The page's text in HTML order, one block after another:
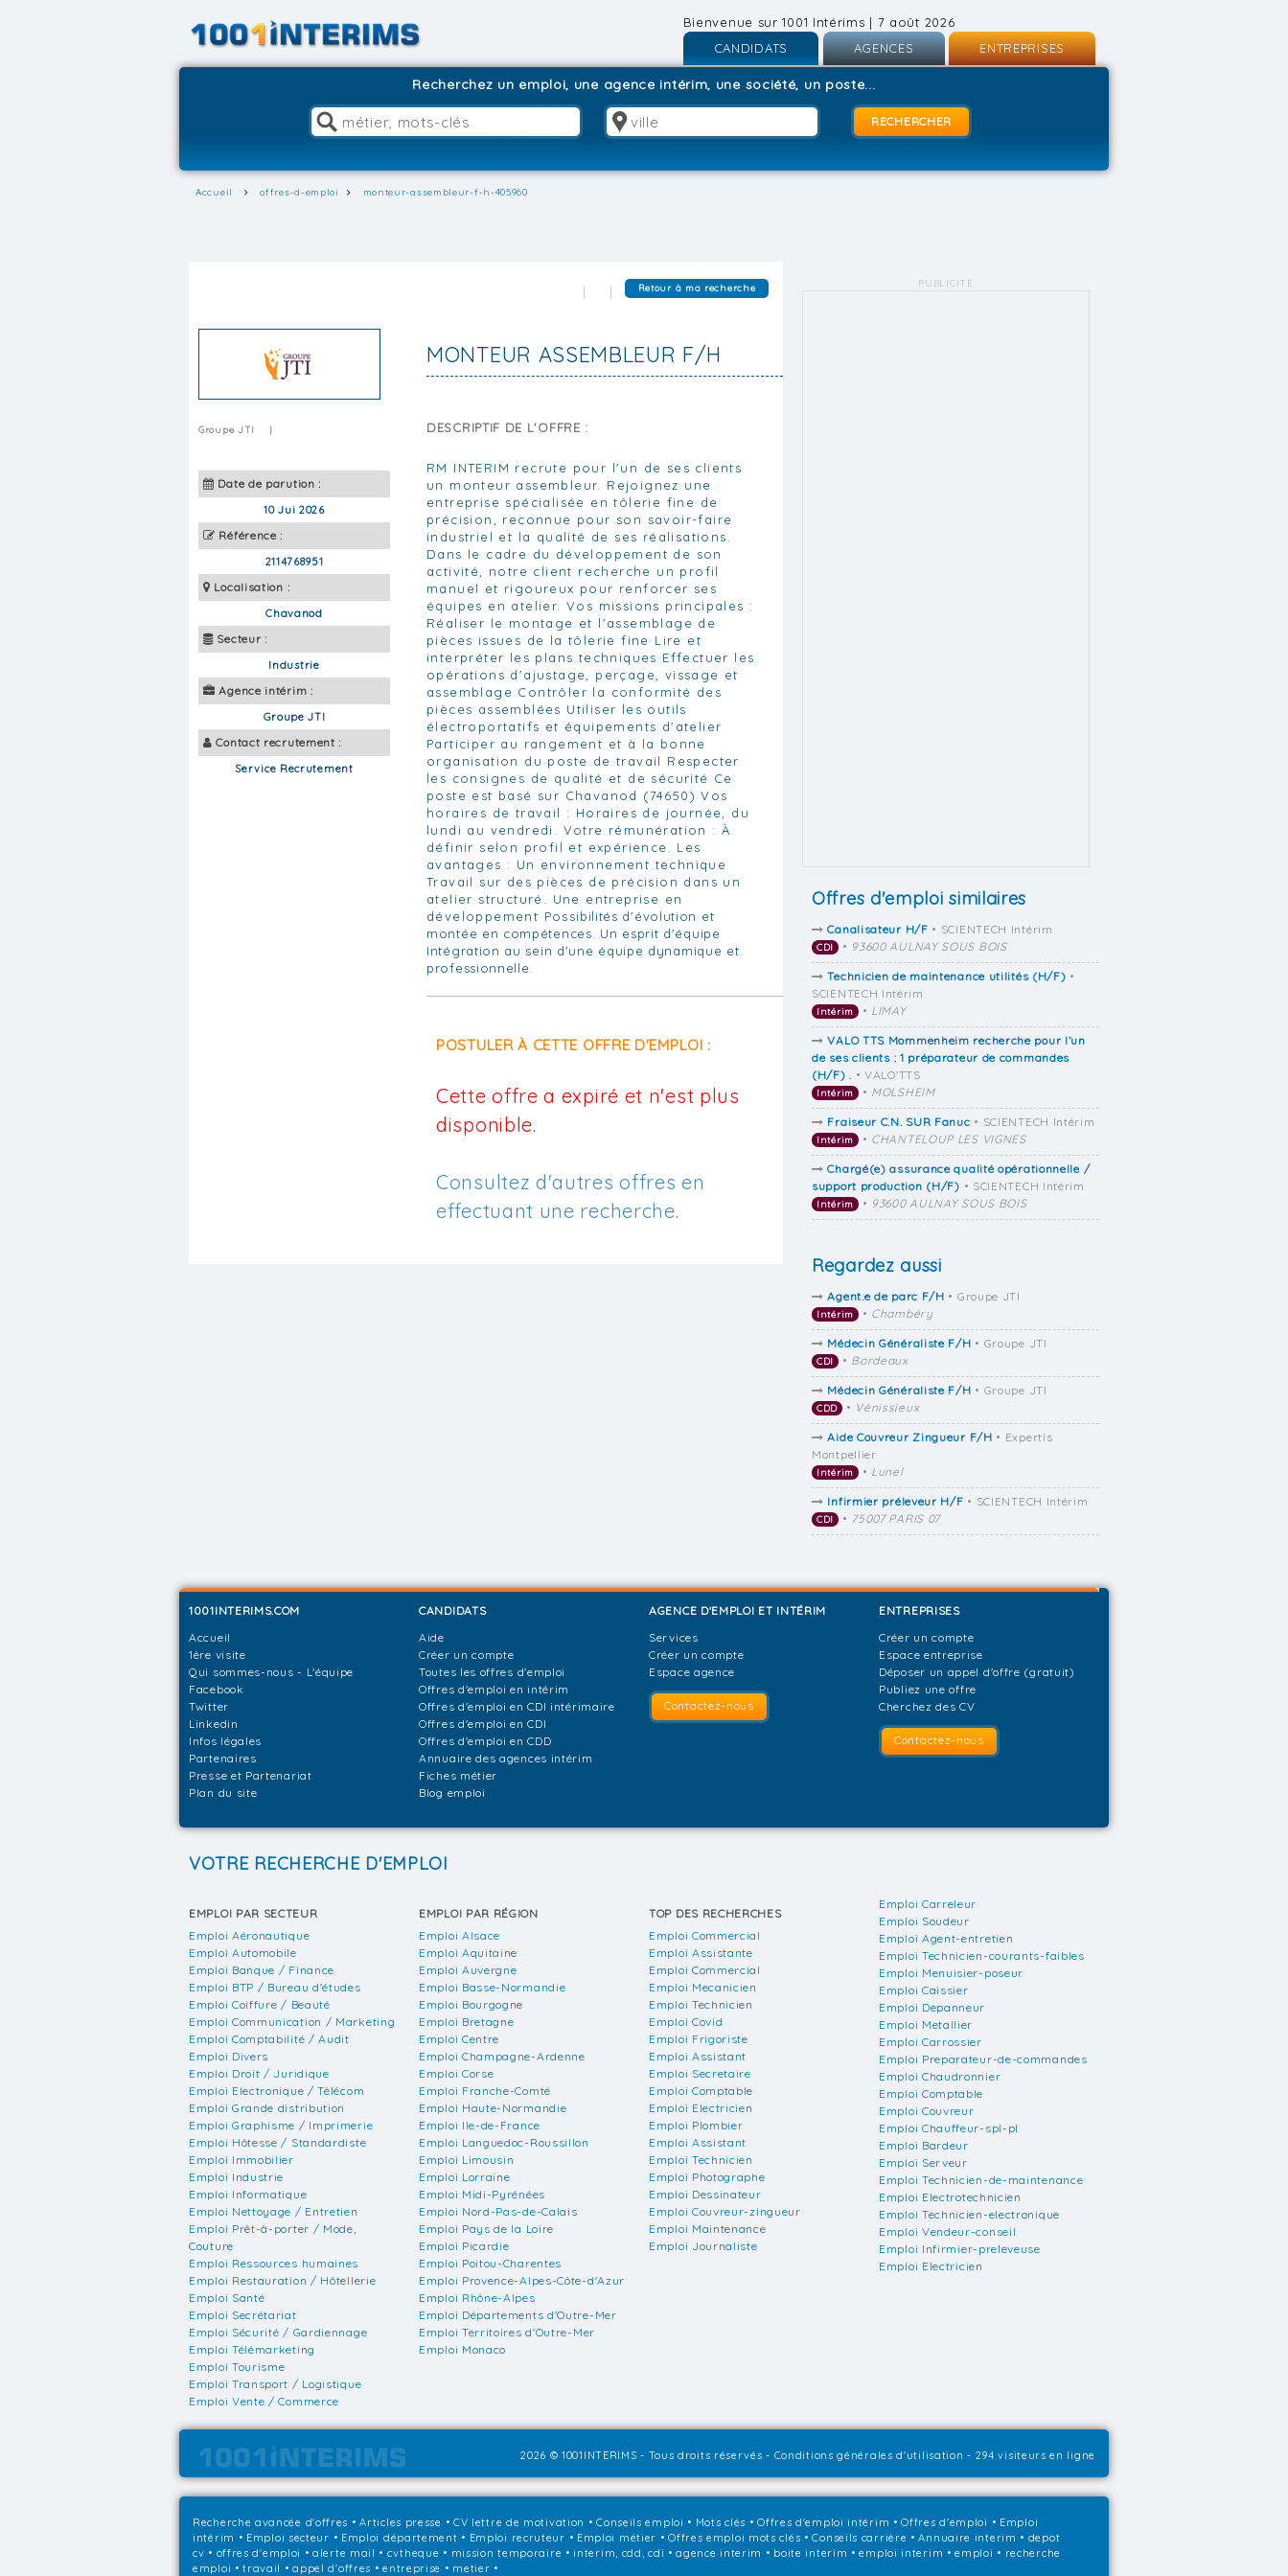
Bienvenue sur 1001 Intérims | 7 août 2026
CANDIDATS
Inscription
AGENCES
Inscription
Connexion
ENTREPRISES
Recherchez un emploi, une agence intérim, une société, un poste...
Accueil offres-d-emploi monteur-assembleur-f-h-405960
Retour à ma recherche
MONTEUR ASSEMBLEUR F/H
Groupe JTI |
Date de parution :
10 Jui 2026
Référence :
2114768951
Localisation :
Chavanod
Secteur :
Industrie
Agence intérim :
Groupe JTI
Contact recrutement :
Service Recrutement
DESCRIPTIF DE L'OFFRE :
RM INTERIM recrute pour l'un de ses clients
un monteur assembleur. Rejoignez une
entreprise spécialisée en tôlerie fine de
précision, reconnue pour son savoir-faire
industriel et la qualité de ses réalisations.
Dans le cadre du développement de son
activité, notre client recherche un profil
manuel et rigoureux pour renforcer ses
équipes en atelier. Vos missions principales :
Réaliser le montage et l'assemblage de
pièces issues de la tôlerie fine Lire et
interpréter les plans techniques Effectuer les
opérations d'ajustage, perçage, vissage et
assemblage Contrôler la conformité des
pièces assemblées Utiliser les outils
électroportatifs et équipements d'atelier
Participer au rangement et à la bonne
organisation du poste de travail Respecter
les consignes de qualité et de sécurité Ce
poste est basé sur Chavanod (74650) Vos
horaires de travail : Horaires de journée, du
lundi au vendredi. Votre rémunération : À
définir selon profil et expérience. Les
avantages : Un environnement technique
Travail sur des pièces de précision dans un
atelier structuré. Une entreprise en
développement Possibilités d'évolution et
montée en compétences. Un esprit d'équipe
Intégration au sein d'une équipe dynamique et
professionnelle.
POSTULER À CETTE OFFRE D'EMPLOI :
Cette offre a expiré et n'est plus
disponible.
Consultez d'autres offres en
effectuant une recherche.
PUBLICITÉ
Offres d'emploi similaires
Canalisateur H/F • SCIENTECH Intérim
CDI • 93600 AULNAY SOUS BOIS
Technicien de maintenance utilités (H/F) •
SCIENTECH Intérim
Intérim • LIMAY
VALO TTS Mommenheim recherche pour l’un
de ses clients : 1 préparateur de commandes
(H/F) . • VALO'TTS
Intérim • MOLSHEIM
Fraiseur C.N. SUR Fanuc • SCIENTECH Intérim
Intérim • CHANTELOUP LES VIGNES
Chargé(e) assurance qualité opérationnelle /
support production (H/F) • SCIENTECH Intérim
Intérim • 93600 AULNAY SOUS BOIS
Regardez aussi
Agent.e de parc F/H • Groupe JTI
Intérim • Chambéry
Médecin Généraliste F/H • Groupe JTI
CDI • Bordeaux
Médecin Généraliste F/H • Groupe JTI
CDD • Vénissieux
Aide Couvreur Zingueur F/H • Expertis
Montpellier
Intérim • Lunel
Infirmier préleveur H/F • SCIENTECH Intérim
CDI • 75007 PARIS 07
1001INTERIMS.COM
Accueil
1ère visite
Qui sommes-nous - L'équipe
Facebook
Twitter
Linkedin
Infos légales
Partenaires
Presse et Partenariat
Plan du site
CANDIDATS
Aide
Créer un compte
Toutes les offres d'emploi
Offres d'emploi en intérim
Offres d'emploi en CDI intérimaire
Offres d'emploi en CDI
Offres d'emploi en CDD
Annuaire des agences intérim
Fiches métier
Blog emploi
AGENCE D'EMPLOI ET INTÉRIM
Services
Créer un compte
Espace agence
Contactez-nous
ENTREPRISES
Créer un compte
Espace entreprise
Déposer un appel d'offre (gratuit)
Publiez une offre
Cherchez des CV
Contactez-nous
VOTRE RECHERCHE D'EMPLOI
EMPLOI PAR SECTEUR
Emploi Aéronautique
Emploi Automobile
Emploi Banque / Finance
Emploi BTP / Bureau d'études
Emploi Coiffure / Beauté
Emploi Communication / Marketing
Emploi Comptabilité / Audit
Emploi Divers
Emploi Droit / Juridique
Emploi Electronique / Télécom
Emploi Grande distribution
Emploi Graphisme / Imprimerie
Emploi Hôtesse / Standardiste
Emploi Immobilier
Emploi Industrie
Emploi Informatique
Emploi Nettoyage / Entretien
Emploi Prêt-à-porter / Mode,
Couture
Emploi Ressources humaines
Emploi Restauration / Hôtellerie
Emploi Santé
Emploi Secrétariat
Emploi Sécurité / Gardiennage
Emploi Télémarketing
Emploi Tourisme
Emploi Transport / Logistique
Emploi Vente / Commerce
EMPLOI PAR RÉGION
Emploi Alsace
Emploi Aquitaine
Emploi Auvergne
Emploi Basse-Normandie
Emploi Bourgogne
Emploi Bretagne
Emploi Centre
Emploi Champagne-Ardenne
Emploi Corse
Emploi Franche-Comté
Emploi Haute-Normandie
Emploi Ile-de-France
Emploi Languedoc-Roussillon
Emploi Limousin
Emploi Lorraine
Emploi Midi-Pyrénées
Emploi Nord-Pas-de-Calais
Emploi Pays de la Loire
Emploi Picardie
Emploi Poitou-Charentes
Emploi Provence-Alpes-Côte-d'Azur
Emploi Rhône-Alpes
Emploi Départements d'Outre-Mer
Emploi Territoires d'Outre-Mer
Emploi Monaco
TOP DES RECHERCHES
Emploi Commercial
Emploi Assistante
Emploi Commercial
Emploi Mecanicien
Emploi Technicien
Emploi Covid
Emploi Frigoriste
Emploi Assistant
Emploi Secretaire
Emploi Comptable
Emploi Electricien
Emploi Plombier
Emploi Assistant
Emploi Technicien
Emploi Photographe
Emploi Dessinateur
Emploi Couvreur-zingueur
Emploi Maintenance
Emploi Journaliste
Emploi Carreleur
Emploi Soudeur
Emploi Agent-entretien
Emploi Technicien-courants-faibles
Emploi Menuisier-poseur
Emploi Caissier
Emploi Depanneur
Emploi Metallier
Emploi Carrossier
Emploi Preparateur-de-commandes
Emploi Chaudronnier
Emploi Comptable
Emploi Couvreur
Emploi Chauffeur-spl-pl
Emploi Bardeur
Emploi Serveur
Emploi Technicien-de-maintenance
Emploi Electrotechnicien
Emploi Technicien-electronique
Emploi Vendeur-conseil
Emploi Infirmier-preleveuse
Emploi Electricien
2026 © 1001INTERIMS - Tous droits réservés - Conditions générales d'utilisation - 294 visiteurs en ligne
Recherche avancée d'offres •Articles presse • CV lettre de motivation •Conseils emploi • Mots clés •Offres d'emploi intérim •Offres d'emploi • Emploi
intérim • Emploi secteur • Emploi département • Emploi recruteur • Emploi métier •Offres emploi mots clés •Conseils carrière •Annuaire interim • depot
cv • offres d'emploi • alerte mail • cvtheque • mission temporaire • interim, cdd, cdi • agence interim • boite interim • emploi interim • emploi • recherche
emploi • travail • appel d'offres • entreprise • metier •